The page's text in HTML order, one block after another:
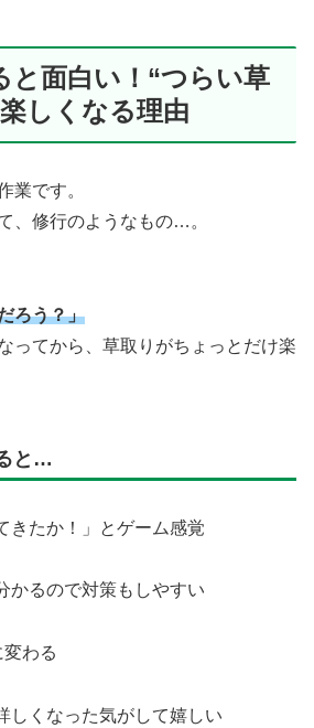
と面白い！“つらい草
しくなる理由
業です。
、修行のようなもの…。
ろう？」
ってから、草取りがちょっとだけ楽
と…
きたか！」とゲーム感覚
かるので対策もしやすい
変わる
しくなった気がして嬉しい